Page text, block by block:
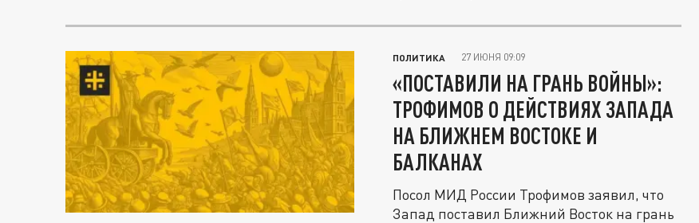
ПОЛИТИКА 27 ИЮНЯ 09:09
«ПОСТАВИЛИ НА ГРАНЬ ВОЙНЫ»:
ТРОФИМОВ О ДЕЙСТВИЯХ ЗАПАДА
НА БЛИЖНЕМ ВОСТОКЕ И
БАЛКАНАХ
Посол МИД России Трофимов заявил, что
Запад поставил Ближний Восток на грань